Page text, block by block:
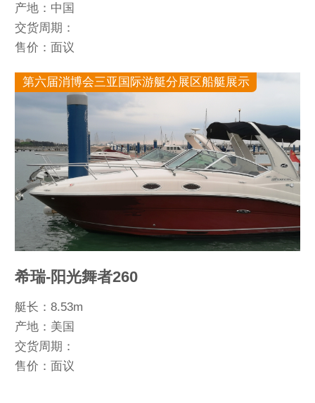
产地：中国
交货周期：
售价：面议
第六届消博会三亚国际游艇分展区船艇展示
希瑞-阳光舞者260
艇长：8.53m
产地：美国
交货周期：
售价：面议